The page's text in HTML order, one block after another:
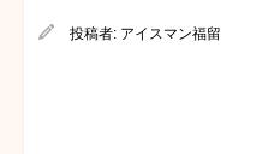
コレート｣
投稿者: アイスマン福留